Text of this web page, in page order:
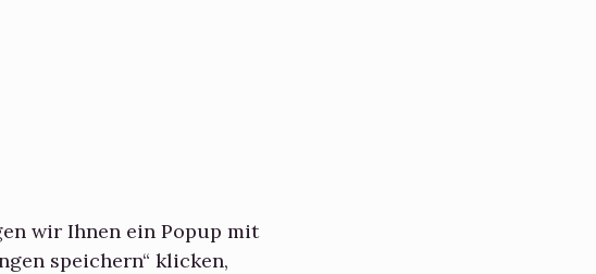
wir Ihnen ein Popup mit
speichern“ klicken,